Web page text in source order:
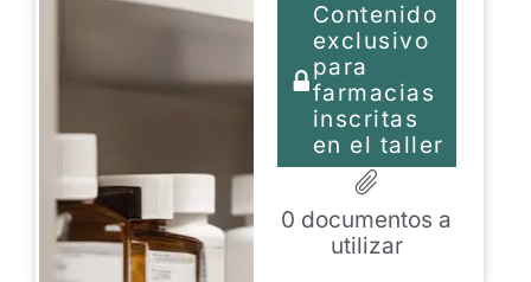
Contenido
exclusivo
para
farmacias
inscritas
en el taller
0 documentos a
utilizar